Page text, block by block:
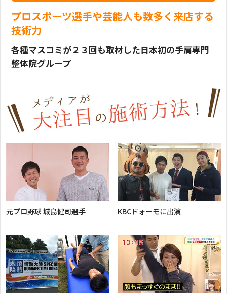
2022年11月14日
右足の小指が痛くてかけこみました
2022年11月9日
外反母趾で痛みから解消。その後姿勢も良くな
ってきます。
2022年11月5日
巻き爪の痛みが一回の矯正で消失した方の声
2022年11月5日
学生時代から外反母趾の痛みに悩んでいた方の
話
2022年10月19日
O脚矯正で効果もその都度感じられました
2022年10月16日
2022年10月16日
ふくらはぎの痛みで来院しました
2022年10月16日
プロスポーツ選手や芸能人も数多く来店する
技術力
各種マスコミが２３回も取材した日本初の手肩専門
整体院グループ
元プロ野球 城島健司選手 KBCドォーモに出演